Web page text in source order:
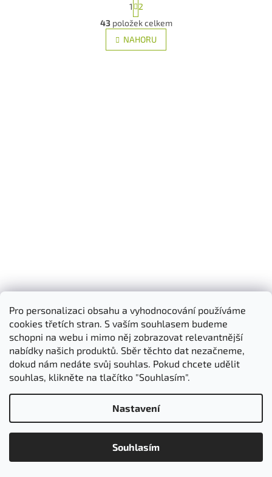
Pro personalizaci obsahu a vyhodnocování používáme
cookies třetích stran. S vaším souhlasem budeme
schopni na webu i mimo něj zobrazovat relevantnější
nabídky našich produktů. Sběr těchto dat nezačneme,
dokud nám nedáte svůj souhlas. Pokud chcete udělit
souhlas, klikněte na tlačítko "Souhlasím".
Nastavení
Souhlasím
O
v
l
á
t
r
á
n
k
1
2
43položek celkem
NAHORU